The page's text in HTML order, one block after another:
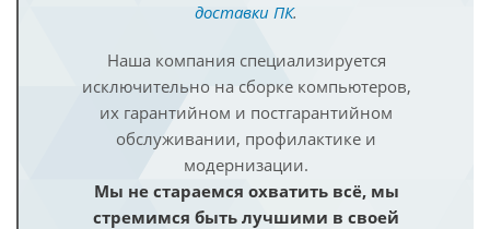
доставки ПК.
Наша компания специализируется
исключительно на сборке компьютеров,
их гарантийном и постгарантийном
обслуживании, профилактике и
модернизации.
Мы не стараемся охватить всё, мы
стремимся быть лучшими в своей